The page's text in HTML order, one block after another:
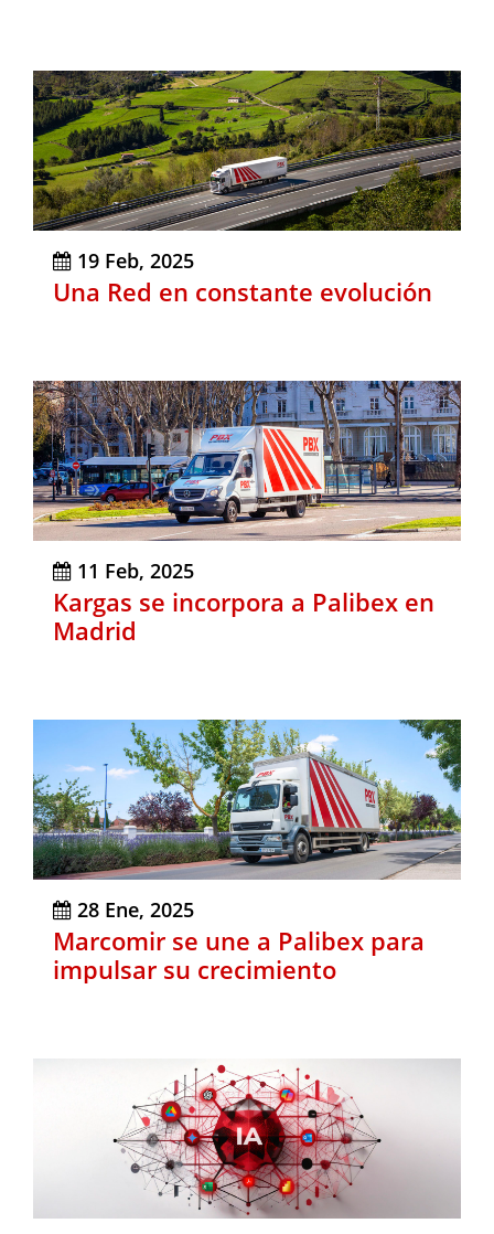
19 Feb, 2025
Una Red en constante evolución
11 Feb, 2025
Kargas se incorpora a Palibex en
Madrid
28 Ene, 2025
Marcomir se une a Palibex para
impulsar su crecimiento